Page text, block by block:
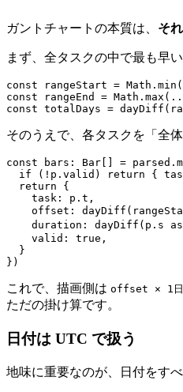
ガントチャートの本質は、 そ
まず、全タスクの中で最も早
const rangeStart =
const rangeEnd =
そのうえで、各タスクを「全
const bars: Bar[] =
if (!p.valid) return {
  return {
    task: p.t,
offset:
duration: dayDiff(p.s
    valid: true,
  }
これで、描画側は offset × 1日
ただの掛け算です。
日付は UTC で扱う
地味に重要なのが、日付をす